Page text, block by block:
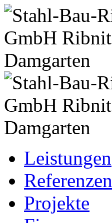
Leistungen
Referenzen
Projekte